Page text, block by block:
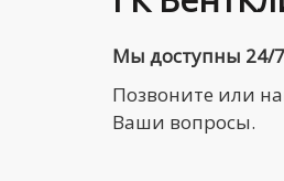
Мы доступны 24/
Позвоните или
Ваши вопросы.